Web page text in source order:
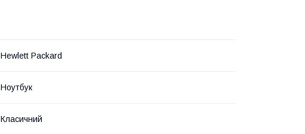
Hewlett Packard
Ноутбук
Класичний